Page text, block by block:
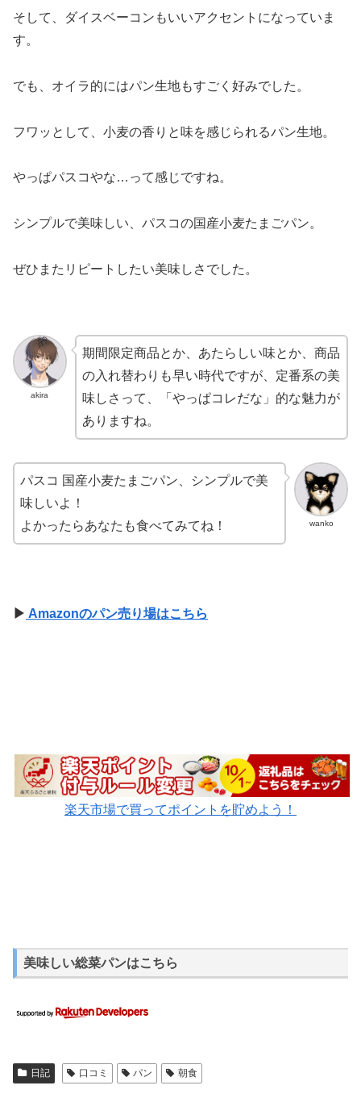
そして、ダイスベーコンもいいアクセントになっていま
す。
でも、オイラ的にはパン生地もすごく好みでした。
フワッとして、小麦の香りと味を感じられるパン生地。
やっぱパスコやな…って感じですね。
シンプルで美味しい、パスコの国産小麦たまごパン。
ぜひまたリピートしたい美味しさでした。
akira
期間限定商品とか、あたらしい味とか、商品
の入れ替わりも早い時代ですが、定番系の美
味しさって、「やっぱコレだな」的な魅力が
ありますね。
wanko
パスコ 国産小麦たまごパン、シンプルで美
味しいよ！
よかったらあなたも食べてみてね！
▶ Amazonのパン売り場はこちら
楽天市場で買ってポイントを貯めよう！
美味しい総菜パンはこちら
日記 口コミ パン 朝食